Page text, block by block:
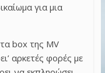
για μια
box της MV
αρκετές φορές με